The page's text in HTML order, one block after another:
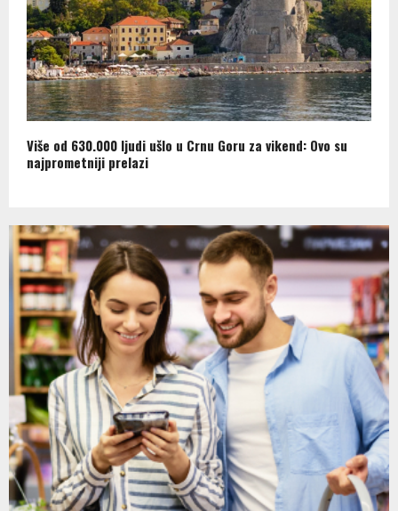
Više od 630.000 ljudi ušlo u Crnu Goru za vikend: Ovo su
najprometniji prelazi